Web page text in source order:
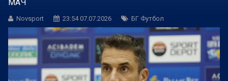
МАЧ
Novsport 23:54 07.07.2026 БГ Футбол